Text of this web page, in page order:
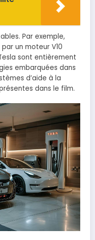
Par exemple,
un moteur V10
sont entièrement
embarquées dans
d’aide à la
dans le film.